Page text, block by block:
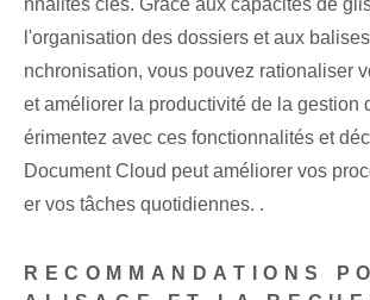
nnalités clés. Grâce aux capacités de
l'organisation des dossiers et aux
nchronisation, vous pouvez rationaliser
et améliorer la productivité de la gestion
érimentez avec ces fonctionnalités et
Document ⁢Cloud peut améliorer vos
er vos tâches quotidiennes. .
RECOMMANDATIONS